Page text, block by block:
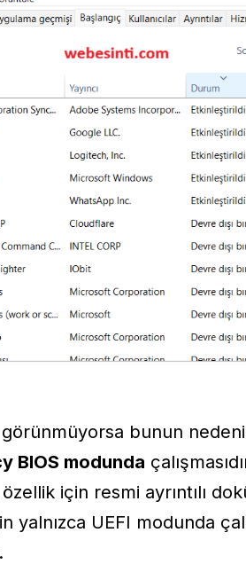
bunun nedeni
BIOS modunda
için resmi ayrıntılı
yalnızca UEFI modunda